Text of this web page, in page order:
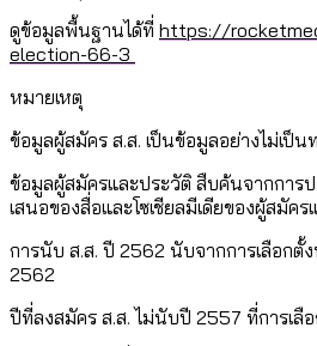
ดูข้อมูลพื้นฐานได้ที่ https://
election-66-3
หมายเหตุ
ข้อมูลผู้สมัคร ส.ส. เป็นข้อมูลอย่างไม่เป็น
ข้อมูลผู้สมัครและประวัติ สืบค้นจากการ
เสนอของสื่อและโซเชียลมีเดียของผู้สมัคร
การนับ ส.ส. ปี 2562 นับจากการเลือกตั้
2562
ปีที่ลงสมัคร ส.ส. ไม่นับปี 2557 ที่การเลื